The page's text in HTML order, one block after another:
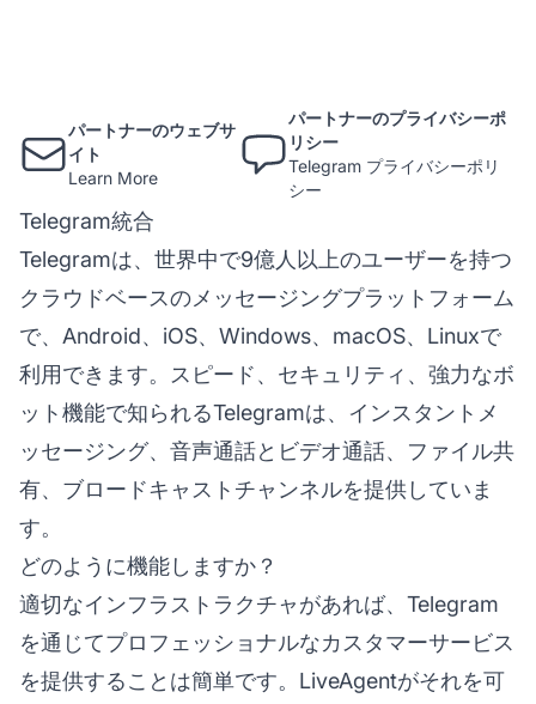
パートナーのウェブサ
イト
Learn More
パートナーのプライバシーポ
リシー
Telegram プライバシーポリ
シー
Telegram統合
Telegramは、世界中で9億人以上のユーザーを持つ
クラウドベースのメッセージングプラットフォーム
で、Android、iOS、Windows、macOS、Linuxで
利用できます。スピード、セキュリティ、強力なボ
ット機能で知られるTelegramは、インスタントメ
ッセージング、音声通話とビデオ通話、ファイル共
有、ブロードキャストチャンネルを提供していま
す。
どのように機能しますか？
適切なインフラストラクチャがあれば、Telegram
を通じてプロフェッショナルなカスタマーサービス
を提供することは簡単です。LiveAgentがそれを可